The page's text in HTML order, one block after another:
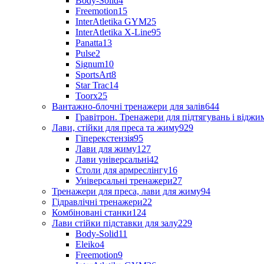
Freemotion15
InterAtletika GYM25
InterAtletika X-Line95
Panatta13
Pulse2
Signum10
SportsArt8
Star Trac14
Toorx25
Вантажно-блочні тренажери для залів644
Гравітрон. Тренажери для підтягувань і
Лави, стійки для преса та жиму929
Гіперекстензія95
Лави для жиму127
Лави універсальні42
Столи для армреслінгу16
Універсальні тренажери27
Тренажери для преса, лави для жиму94
Гідравлічні тренажери22
Комбіновані станки124
Лави стійки підставки для залу229
Body-Solid11
Eleiko4
Freemotion9